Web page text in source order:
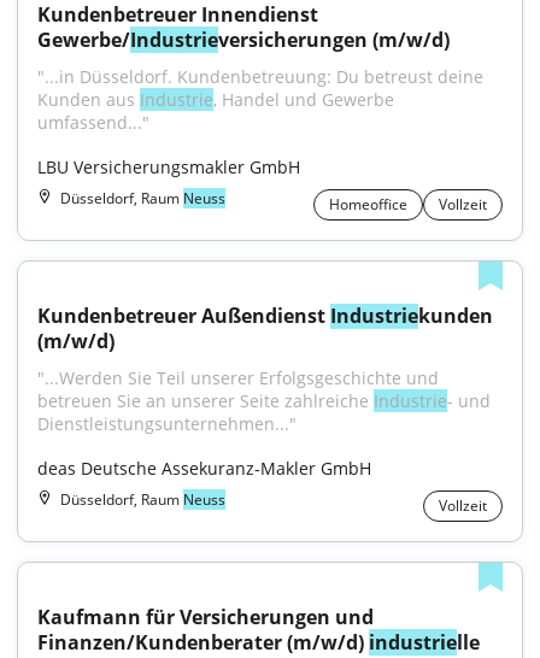
Kundenbetreuer Innendienst
Gewerbe/Industrieversicherungen (m/w/d)
"...in Düsseldorf. Kundenbetreuung: Du betreust deine
Kunden aus Industrie, Handel und Gewerbe
umfassend..."
LBU Versicherungsmakler GmbH
Düsseldorf, Raum Neuss Homeoffice Vollzeit
Kundenbetreuer Außendienst Industriekunden
(m/w/d)
"...Werden Sie Teil unserer Erfolgsgeschichte und
betreuen Sie an unserer Seite zahlreiche Industrie- und
Dienstleistungsunternehmen..."
deas Deutsche Assekuranz-Makler GmbH
Düsseldorf, Raum Neuss Vollzeit
Kaufmann für Versicherungen und
Finanzen/Kundenberater (m/w/d) industrielle